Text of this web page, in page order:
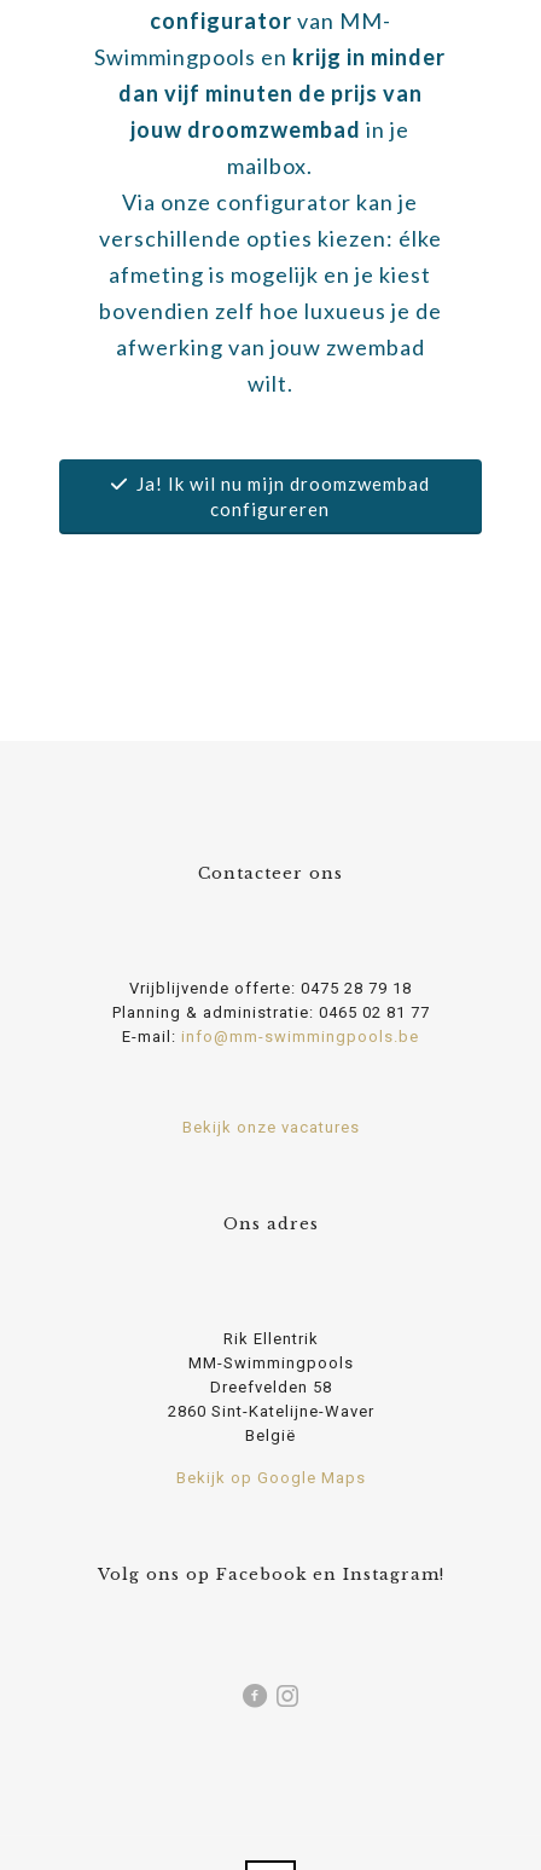
configurator van MM-
Swimmingpools en krijg in minder
dan vijf minuten de prijs van
jouw droomzwembadin je
mailbox.
Via onze configurator kan je
verschillende opties kiezen: élke
afmeting is mogelijk en je kiest
bovendien zelf hoe luxueus je de
afwerking van jouw zwembad
wilt.
Ja! Ik wil nu mijn droomzwembad
configureren
Contacteer ons
Vrijblijvende offerte: 0475 28 79 18
Planning & administratie: 0465 02 81 77
E-mail: info@mm-swimmingpools.be
Bekijk onze vacatures
Ons adres
Rik Ellentrik
MM-Swimmingpools
Dreefvelden 58
2860 Sint-Katelijne-Waver
België
Bekijk op Google Maps
Volg ons op Facebook en Instagram!